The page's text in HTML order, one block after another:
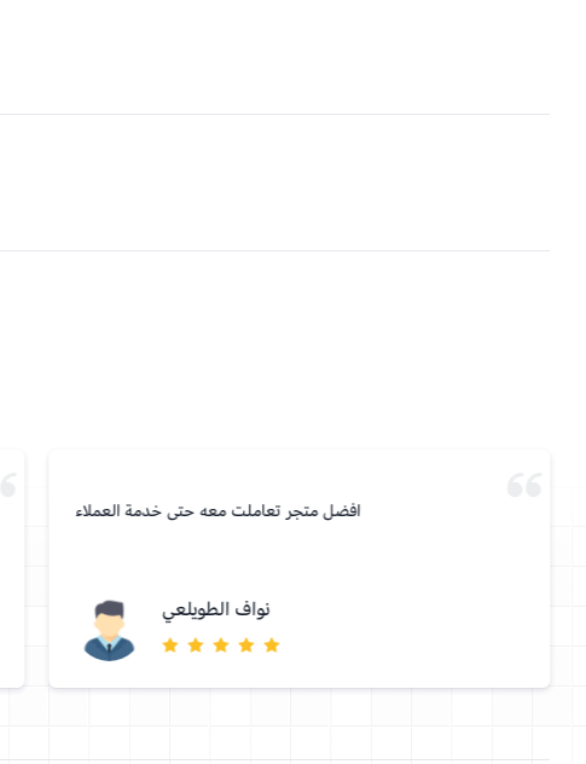
افضل متجر تعاملت معه حتى خدمة العملاء
نواف الطويلعي